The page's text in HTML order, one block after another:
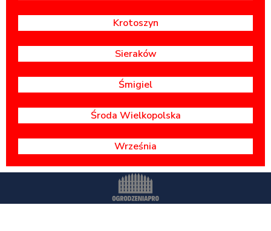
Krotoszyn
Sieraków
Śmigiel
Środa Wielkopolska
Września